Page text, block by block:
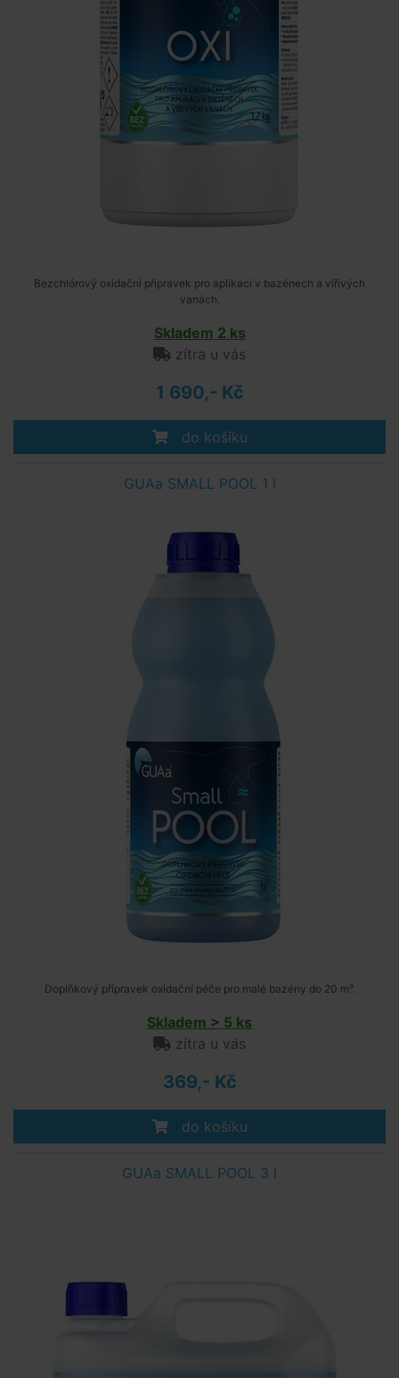
Bezchlórový oxidační přípravek pro aplikaci v bazénech a vířivých
vanách.
Skladem 2 ks
zítra u vás
1 690,- Kč
do košíku
GUAa SMALL POOL 1 l
Doplňkový přípravek oxidační péče pro malé bazény do 20 m³.
Skladem > 5 ks
zítra u vás
369,- Kč
do košíku
GUAa SMALL POOL 3 l